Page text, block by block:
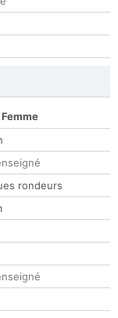
rondeurs